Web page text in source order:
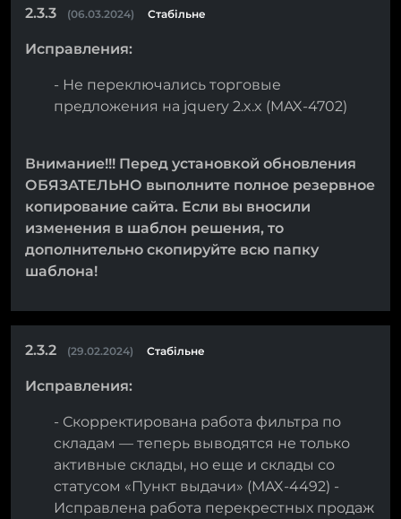
2.3.3 (06.03.2024) Стабільне
Исправления:
- Не переключались торговые
предложения на jquery 2.x.x (MAX-4702)
Внимание!!! Перед установкой обновления
ОБЯЗАТЕЛЬНО выполните полное резервное
копирование сайта. Если вы вносили
изменения в шаблон решения, то
дополнительно скопируйте всю папку
шаблона!
2.3.2 (29.02.2024) Стабільне
Исправления:
- Скорректирована работа фильтра по
складам — теперь выводятся не только
активные склады, но еще и склады со
статусом «Пункт выдачи» (MAX-4492) -
Исправлена работа перекрестных продаж